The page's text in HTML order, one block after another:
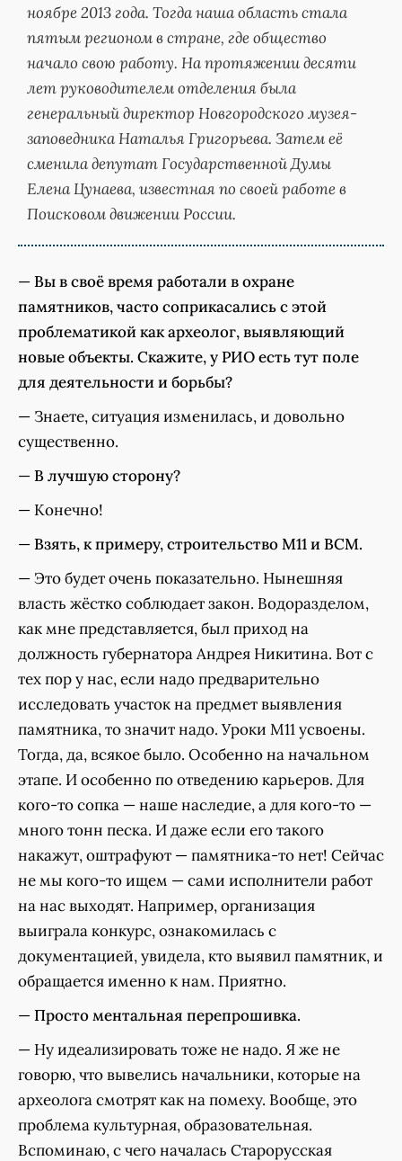
ноябре 2013 года. Тогда наша область стала
пятым регионом в стране, где общество
начало свою работу. На протяжении десяти
лет руководителем отделения была
генеральный директор Новгородского музея-
заповедника Наталья Григорьева. Затем её
сменила депутат Государственной Думы
Елена Цунаева, известная по своей работе в
Поисковом движении России.
— Вы в своё время работали в охране
памятников, часто соприкасались с этой
проблематикой как археолог, выявляющий
новые объекты. Скажите, у РИО есть тут поле
для деятельности и борьбы?
— Знаете, ситуация изменилась, и довольно
существенно.
— В лучшую сторону?
— Конечно!
— Взять, к примеру, строительство М11 и ВСМ.
— Это будет очень показательно. Нынешняя
власть жёстко соблюдает закон. Водоразделом,
как мне представляется, был приход на
должность губернатора Андрея Никитина. Вот с
тех пор у нас, если надо предварительно
исследовать участок на предмет выявления
памятника, то значит надо. Уроки М11 усвоены.
Тогда, да, всякое было. Особенно на начальном
этапе. И особенно по отведению карьеров. Для
кого-то сопка — наше наследие, а для кого-то —
много тонн песка. И даже если его такого
накажут, оштрафуют — памятника-то нет! Сейчас
не мы кого-то ищем — сами исполнители работ
на нас выходят. Например, организация
выиграла конкурс, ознакомилась с
документацией, увидела, кто выявил памятник, и
обращается именно к нам. Приятно.
— Просто ментальная перепрошивка.
— Ну идеализировать тоже не надо. Я же не
говорю, что вывелись начальники, которые на
археолога смотрят как на помеху. Вообще, это
проблема культурная, образовательная.
Вспоминаю, с чего началась Старорусская